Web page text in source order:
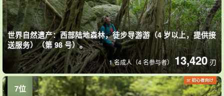
世界自然遗产：西部陆地森林，徒步导游游（4 岁以上，提供接
送服务）（第 98 号）。
1 名成人（4 名参与者） 13,420 刃